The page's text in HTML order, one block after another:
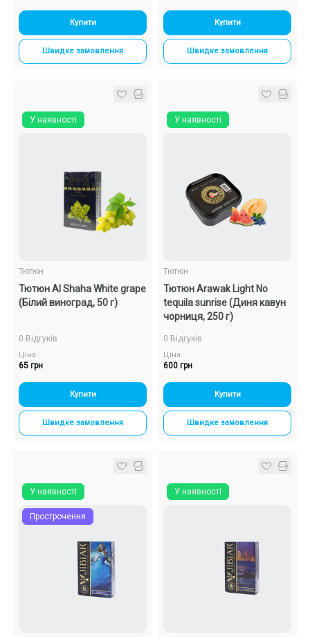
Купити
Швидке замовлення
Купити
Швидке замовлення
У наявності
Тютюн
Тютюн Al Shaha White grape
(Білий виноград, 50 г)
0 Відгуків
Ціна:
65 грн
Купити
Швидке замовлення
У наявності
Тютюн
Тютюн Arawak Light No
tequila sunrise (Диня кавун
чорниця, 250 г)
0 Відгуків
Ціна:
600 грн
Купити
Швидке замовлення
У наявності
Прострочення
У наявності